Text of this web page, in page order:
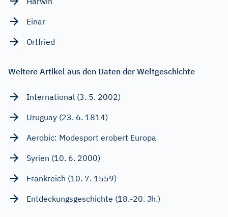
Einar
Ortfried
Weitere Artikel aus den Daten der Weltgeschichte
International (3. 5. 2002)
Uruguay (23. 6. 1814)
Aerobic: Modesport erobert Europa
Syrien (10. 6. 2000)
Frankreich (10. 7. 1559)
Entdeckungsgeschichte (18.-20. Jh.)